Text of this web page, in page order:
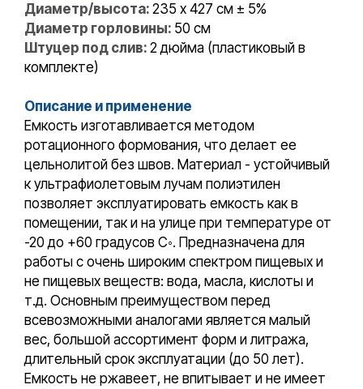
Диаметр/высота: 235 x 427 см ± 5%
Диаметр горловины: 50 см
Штуцер под слив: 2 дюйма (пластиковый в
комплекте)
Описание и применение
Емкость изготавливается методом
ротационного формования, что делает ее
цельнолитой без швов. Материал - устойчивый
к ультрафиолетовым лучам полиэтилен
позволяет эксплуатировать емкость как в
помещении, так и на улице при температуре от
-20 до +60 градусов С◦. Предназначена для
работы с очень широким спектром пищевых и
не пищевых веществ: вода, масла, кислоты и
т.д. Основным преимуществом перед
всевозможными аналогами является малый
вес, большой ассортимент форм и литража,
длительный срок эксплуатации (до 50 лет).
Емкость не ржавеет, не впитывает и не имеет